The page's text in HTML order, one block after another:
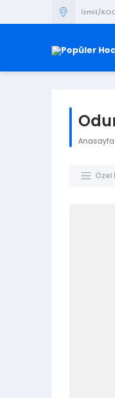
İzmit/
Anasayfa
Özel